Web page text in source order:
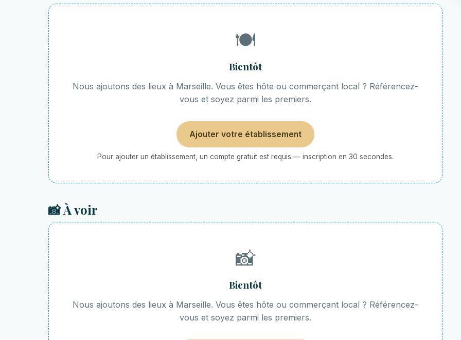
🍽️
Bientôt
Nous ajoutons des lieux à Marseille. Vous êtes hôte ou commerçant local ? Référencez-
vous et soyez parmi les premiers.
Ajouter votre établissement
Pour ajouter un établissement, un compte gratuit est requis — inscription en 30 secondes.
📸 À voir
📸
Bientôt
Nous ajoutons des lieux à Marseille. Vous êtes hôte ou commerçant local ? Référencez-
vous et soyez parmi les premiers.